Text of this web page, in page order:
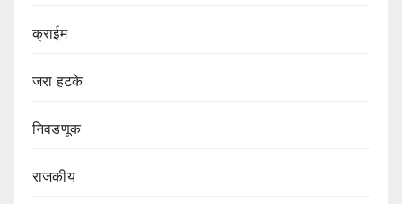
क्राईम
जरा हटके
निवडणूक
राजकीय